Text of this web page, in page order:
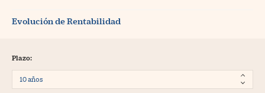
Evolución de Rentabilidad
Plazo: